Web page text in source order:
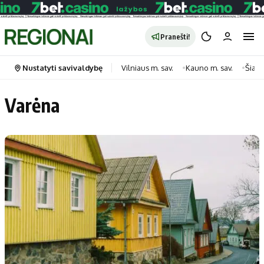
Pranešti!
Portalas
Pradinis puslapis
Savivaldybės
Naujausi
Regionai
Lietuva
Politika
Transportas
Gyvenimas
Horoskopai
Laisvalaikis
Maistas
Sveikata
Technologijos
Nustatyti savivaldybę Vilniaus m. sav. Kauno m. sav.
Varėna